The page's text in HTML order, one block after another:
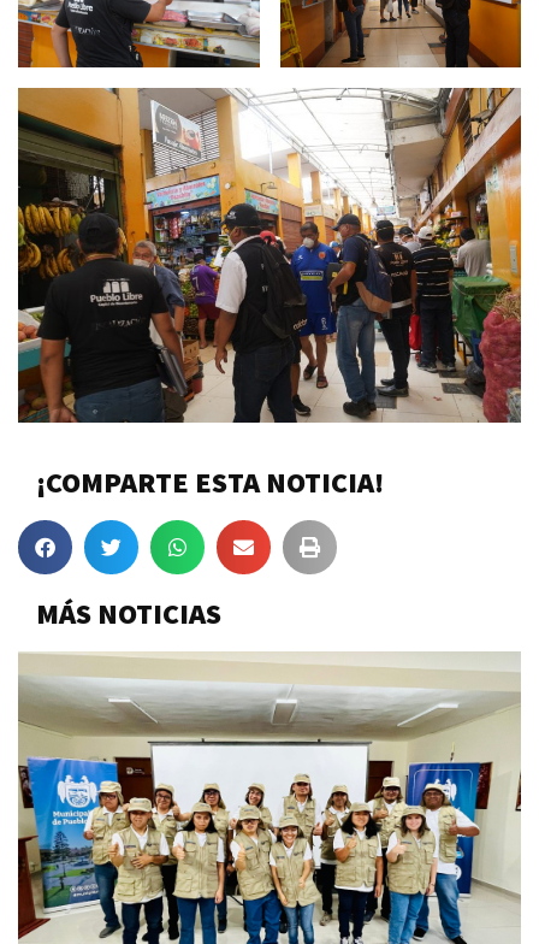
¡COMPARTE ESTA NOTICIA!
MÁS NOTICIAS